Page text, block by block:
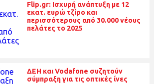
Flip.gr: Ισχυρή ανάπτυξη με 12
εκατ. ευρώ τζίρο και
περισσότερους από 30.000 νέους
πελάτες το 2025
ΔΕΗ και Vodafone συζητούν
σύμπραξη για τις οπτικές ίνες